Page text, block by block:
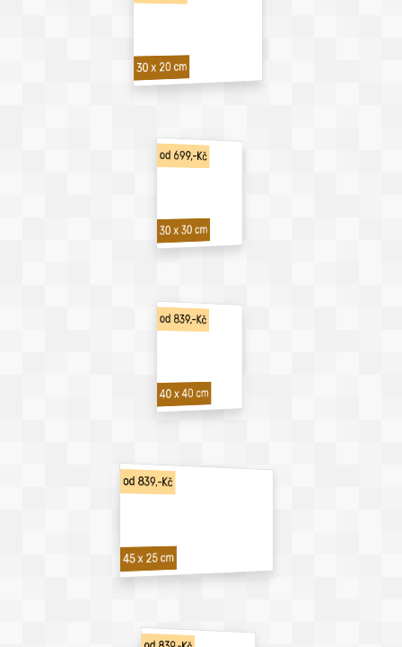
30 x 20 cm
od 699,-Kč
30 x 30 cm
od 839,-Kč
40 x 40 cm
od 839,-Kč
45 x 25 cm